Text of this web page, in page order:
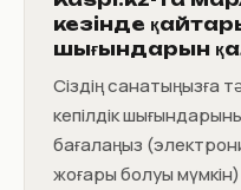
кезінде
шығындарын
Сіздің санатыңызға
кепілдік
бағалаңыз
жоғары болуы